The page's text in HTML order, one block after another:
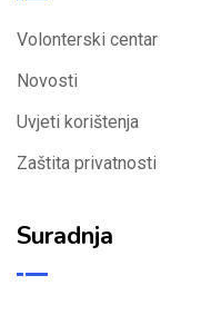
Volonterski centar
Novosti
Uvjeti korištenja
Zaštita privatnosti
Suradnja